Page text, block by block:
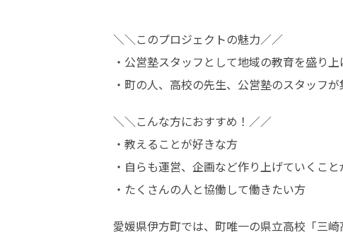
＼＼このプロジェクトの魅力／／
・公営塾スタッフとして地域の教育を盛り
・町の人、高校の先生、公営塾のスタッフ
＼＼こんな方におすすめ！／／
・教えることが好きな方
・自らも運営、企画など作り上げていくこ
・たくさんの人と協働して働きたい方
愛媛県伊方町では、町唯一の県立高校「三